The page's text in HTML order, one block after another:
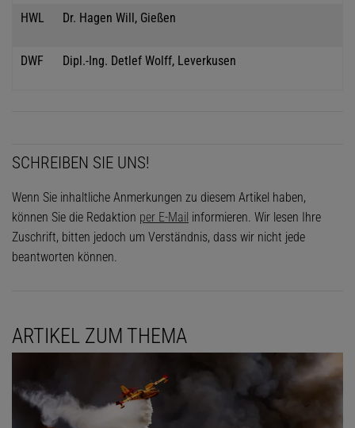
HWL Dr. Hagen Will, Gießen
DWF Dipl.-Ing. Detlef Wolff, Leverkusen
SCHREIBEN SIE UNS!
Wenn Sie inhaltliche Anmerkungen zu diesem Artikel haben,
können Sie die Redaktion per E-Mail informieren. Wir lesen Ihre
Zuschrift, bitten jedoch um Verständnis, dass wir nicht jede
beantworten können.
ARTIKEL ZUM THEMA